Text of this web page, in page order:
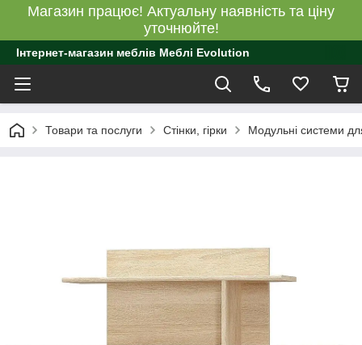
Магазин працює! Актуальну наявність та ціну
уточнюйте!
Інтернет-магазин меблів Меблі Evolution
Товари та послуги Стінки, гірки Модульні системи